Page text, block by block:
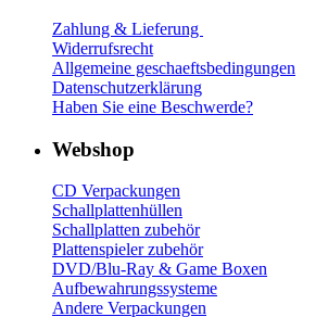
Zahlung & Lieferung
Widerrufsrecht
Allgemeine geschaeftsbedingungen
Datenschutzerklärung
Haben Sie eine Beschwerde?
Webshop
CD Verpackungen
Schallplattenhüllen
Schallplatten zubehör
Plattenspieler zubehör
DVD/Blu-Ray & Game Boxen
Aufbewahrungssysteme
Andere Verpackungen